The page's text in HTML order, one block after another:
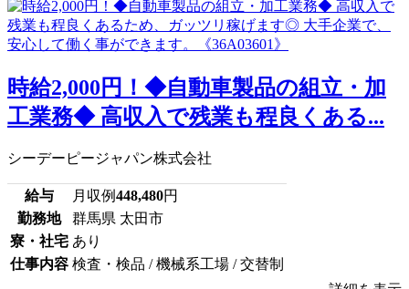
時給2,000円！◆自動車製品の組立・加
工業務◆ 高収入で残業も程良くある...
シーデーピージャパン株式会社
給与 月収例448,480円
勤務地
群馬県 太田市
寮・社宅 あり
仕事内容 検査・検品 / 機械系工場 / 交替制